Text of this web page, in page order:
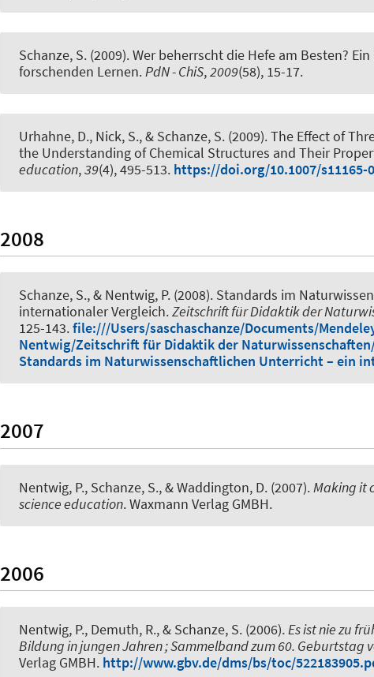
Schanze, S. (2009).Wer beherrscht die Hefe am Besten?
forschenden Lernen.PdN - ChiS,2009(58), 15-17.
Urhahne, D., Nick, S., & Schanze, S. (2009).The Effect of
the Understanding of Chemical Structures and Their
education,39(4), 495-513. https://doi.org/10.1007/s11165-
2008
Schanze, S., & Nentwig, P. (2008). Standards im
internationaler Vergleich.Zeitschrift für Didaktik der
125-143.file:///Users/saschaschanze/Documents/
Nentwig/Zeitschrift für Didaktik der
Standards im Naturwissenschaftlichen Unterricht – ein
2007
Nentwig, P., Schanze, S., & Waddington, D. (2007).Making it
science education. Waxmann Verlag GMBH.
2006
Nentwig, P., Demuth, R., & Schanze, S. (2006).Es ist nie zu
Bildung in jungen Jahren ; Sammelband zum 60. Geburtstag
Verlag GMBH. http://www.gbv.de/dms/bs/toc/